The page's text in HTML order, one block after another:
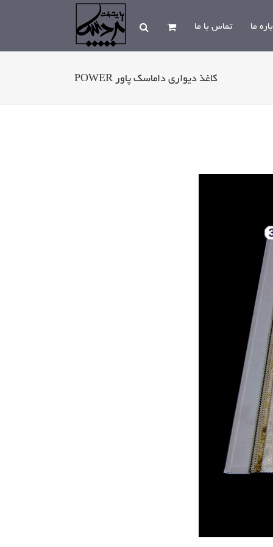
ما تماس با ما
کاغذ دیواری داماسک پاور POWER